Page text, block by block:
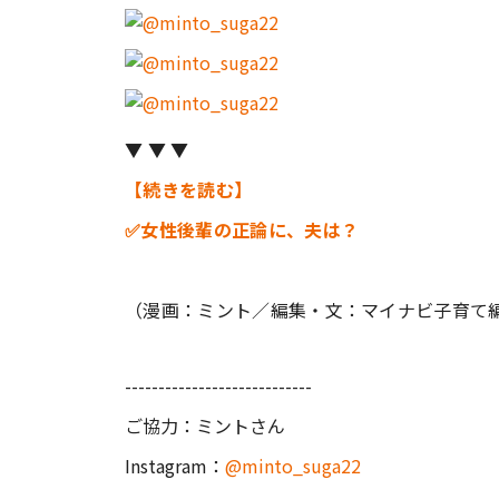
▼ ▼ ▼
【続きを読む】
✅女性後輩の正論に、夫は？
（漫画：ミント／編集・文：マイナビ子育て
----------------------------
ご協力：ミントさん
Instagram： @minto_suga22